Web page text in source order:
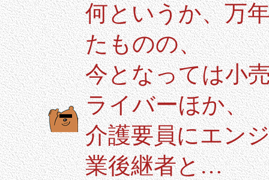
何というか、万
たものの、
今となっては小
ライバーほか、
介護要員にエン
業後継者と…